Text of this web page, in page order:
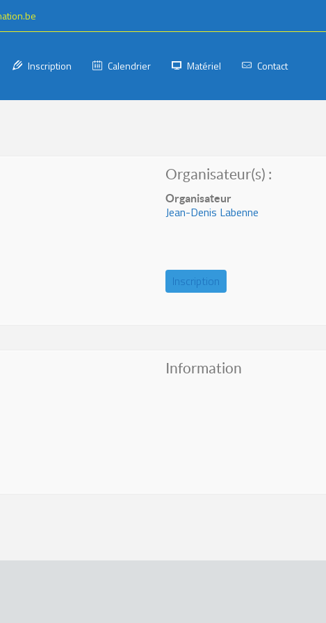
Inscription Calendrier Matériel Contact
Organisateur(s) :
Organisateur
Jean-Denis Labenne
Inscription
Information